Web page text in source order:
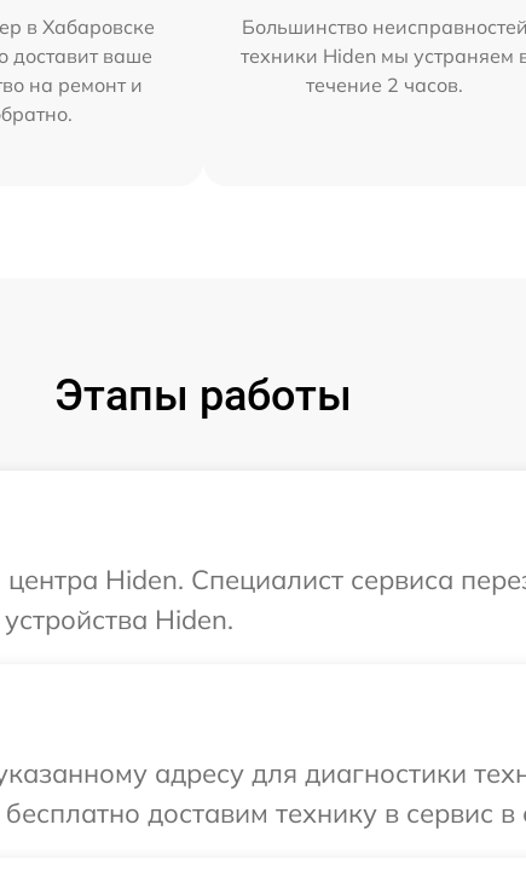
в Хабаровске
доставит ваше
на ремонт и
Большинство неисправностей
техники Hiden мы устраняем
течение 2 часов.
Этапы работы
центра Hiden. Специалист сервиса
Hiden.
адресу для диагностики
доставим технику в сервис